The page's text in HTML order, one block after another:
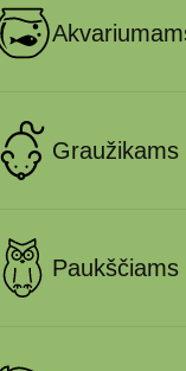
Graužikams
Paukščiams